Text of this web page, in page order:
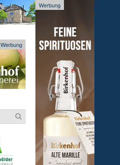
Werbung
Werbung